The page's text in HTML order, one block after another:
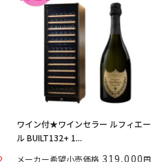
ワイン付★ワインセラー ルフィエー
ル BUILT132+ 1...
メーカー希望小売価格 319,000